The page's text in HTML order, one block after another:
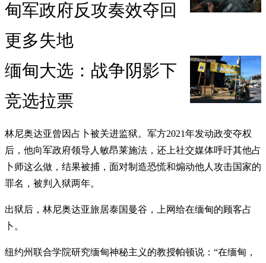
甸军政府反攻奏效夺回
更多失地
缅甸大选：战争阴影下
竞选拉票
林尼奥达亚曾因占卜被关进监狱。军方2021年发动政变夺权
后，他向军政府领导人敏昂莱施法，还上社交媒体呼吁其他占
卜师这么做，结果被捕，面对制造恐慌和煽动他人攻击国家的
罪名，被判入狱两年。
出狱后，林尼奥达亚旅居泰国曼谷，上网给在缅甸的顾客占
卜。
纽约州联合学院研究缅甸神秘主义的教授帕顿说：“在缅甸，